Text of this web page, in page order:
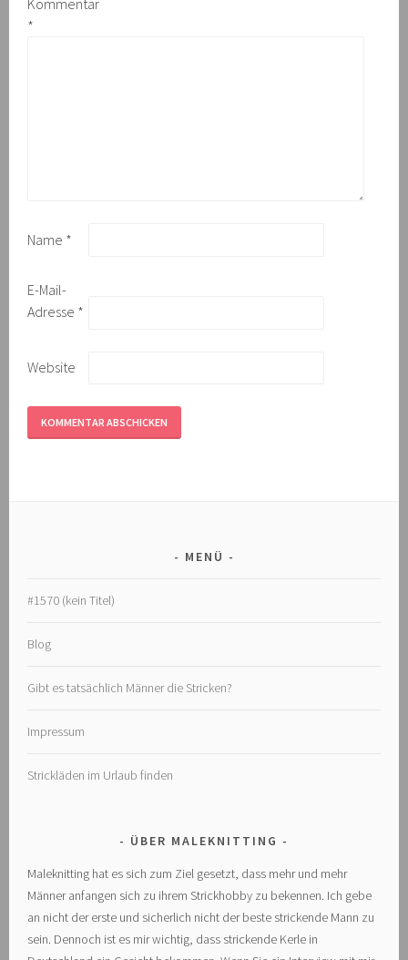
*
Name *
E-Mail-
Adresse *
Website
MENÜ
#1570 (kein Titel)
Blog
Gibt es tatsächlich Männer die Stricken?
Impressum
Strickläden im Urlaub finden
ÜBER MALEKNITTING
Maleknitting hat es sich zum Ziel gesetzt, dass mehr und mehr
Männer anfangen sich zu ihrem Strickhobby zu bekennen. Ich gebe
an nicht der erste und sicherlich nicht der beste strickende Mann zu
sein. Dennoch ist es mir wichtig, dass strickende Kerle in